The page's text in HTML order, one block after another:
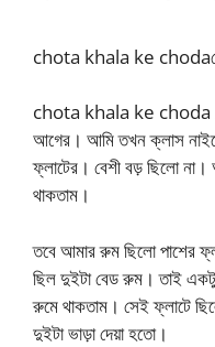
chota khala ke chodaছোট
chota khala ke choda
আগের। আমি তখন ক্লাস
ফ্লাটের। বেশী বড় ছিলো না।
থাকতাম।
তবে আমার রুম ছিলো পাশের
ছিল দুইটা বেড রুম। তাই একটু
রুমে থাকতাম। সেই ফ্লাটে
দুইটা ভাড়া দেয়া হতো।